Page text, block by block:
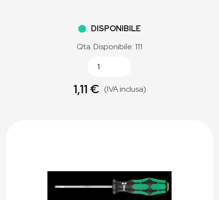
DISPONIBILE
Qta. Disponibile: 111
1,11 € (IVA inclusa)